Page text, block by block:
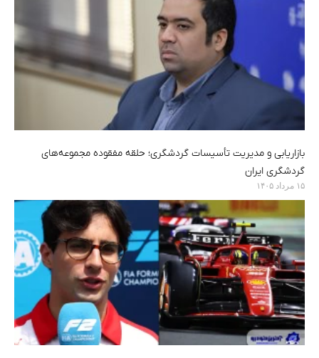
بازاریابی و مدیریت تأسیسات گردشگری؛ حلقه مفقوده مجموعه‌های
گردشگری ایران
۱۵ مرداد ۱۴۰۵